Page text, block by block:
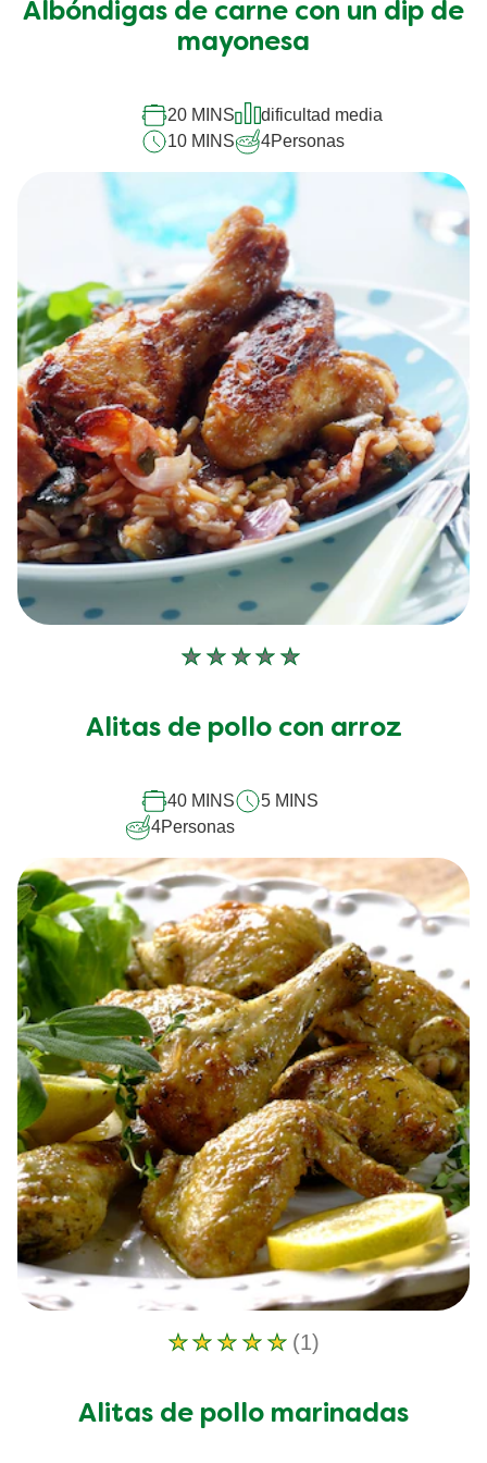
enviado
calificaciones
recipe
Albóndigas de carne con un dip de
mayonesa
20 MINS
dificultad media
10 MINS
4Personas
No
enviado
este
recipe
Alitas de pollo con arroz
40 MINS
5 MINS
4Personas
La
de
(1)
Alitas de pollo marinadas